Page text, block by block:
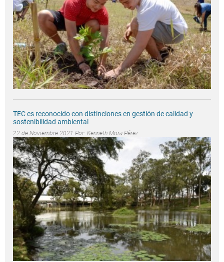
TEC es reconocido con distinciones en gestión de calidad y
sostenibilidad ambiental
22 de Noviembre 2021 Por: Kenneth Mora Pérez